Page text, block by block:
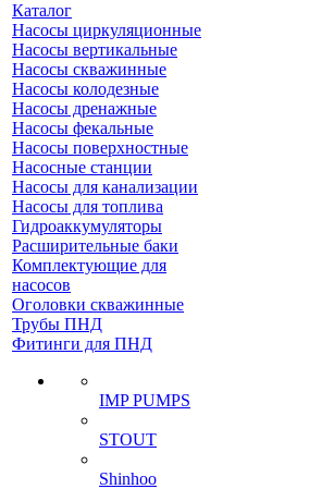
Каталог
Насосы циркуляционные
Насосы вертикальные
Насосы скважинные
Насосы колодезные
Насосы дренажные
Насосы фекальные
Насосы поверхностные
Насосные станции
Насосы для канализации
Насосы для топлива
Гидроаккумуляторы
Расширительные баки
Комплектующие для
насосов
Оголовки скважинные
Трубы ПНД
Фитинги для ПНД
IMP PUMPS
STOUT
Shinhoo